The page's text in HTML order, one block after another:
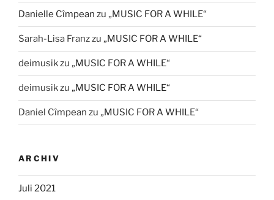
Danielle Cîmpean zu „MUSIC FOR A WHILE“
Sarah-Lisa Franzzu „MUSIC FOR A WHILE“
deimusikzu „MUSIC FOR A WHILE“
deimusikzu „MUSIC FOR A WHILE“
Daniel Cîmpean zu „MUSIC FOR A WHILE“
ARCHIV
Juli 2021